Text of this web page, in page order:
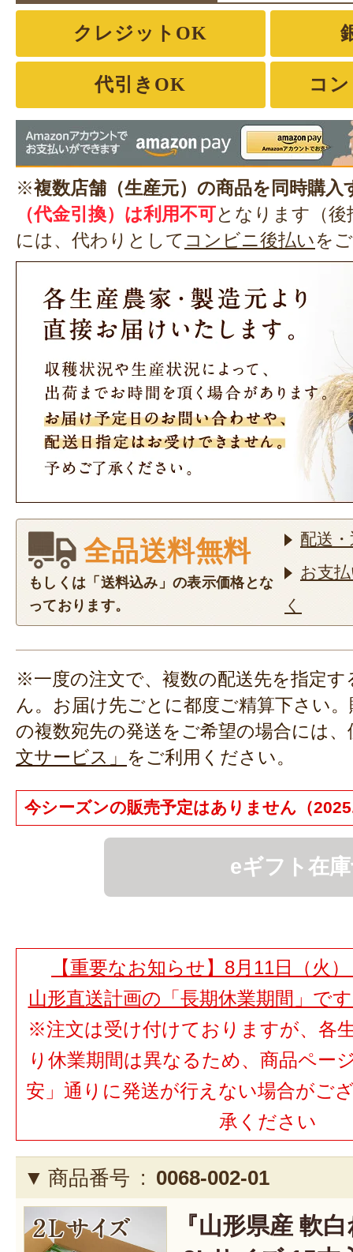
クレジットOK
代引きOK コ
※複数店舗（生産元）の商品を同時購入
（代金引換）は利用不可となります（
には、代わりとして コンビニ後払いを
全品送料無料
もしくは「送料込み」の表示価格とな
っております。
配送
お支
く
※一度の注文で、複数の配送先を指定
ん。お届け先ごとに都度ご精算下さい
の複数宛先の発送をご希望の場合には、
文サービス」 をご利用ください。
今シーズンの販売予定はありません（
eギフト在
【重要なお知らせ】8月11日（火
山形直送計画の「長期休業期間」で
※注文は受け付けておりますが、各
り休業期間は異なるため、商品ペー
安」通りに発送が行えない場合がご
承ください
商品番号 : 0068-002-01
『山形県産 軟